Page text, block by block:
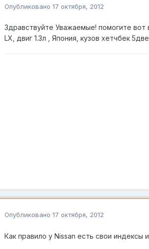
Опубликовано 17 октября, 2012
Здравствуйте Уважаемые! помогите вот
LX, двиг 1.3л , Япония, кузов хетчбек
Опубликовано 17 октября, 2012
Как правило у Nissan есть свои индексы